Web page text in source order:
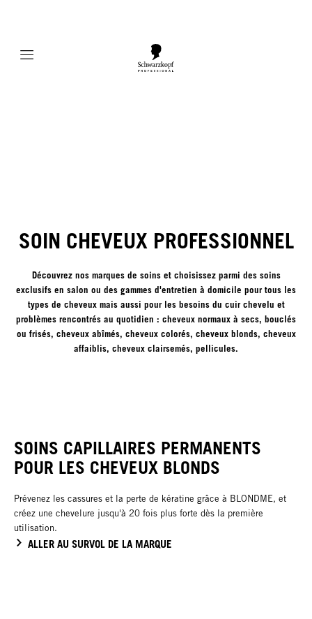
Mobile navigation
SOIN CHEVEUX PROFESSIONNEL
Découvrez nos marques de soins et choisissez parmi des soins
exclusifs en salon ou des gammes d'entretien à domicile pour tous les
types de cheveux mais aussi pour les besoins du cuir chevelu et
problèmes rencontrés au quotidien : cheveux normaux à secs, bouclés
ou frisés, cheveux abîmés, cheveux colorés, cheveux blonds, cheveux
affaiblis, cheveux clairsemés, pellicules.
SOINS CAPILLAIRES PERMANENTS
POUR LES CHEVEUX BLONDS
Prévenez les cassures et la perte de kératine grâce à BLONDME, et
créez une chevelure jusqu'à 20 fois plus forte dès la première
utilisation.
ALLER AU SURVOL DE LA MARQUE